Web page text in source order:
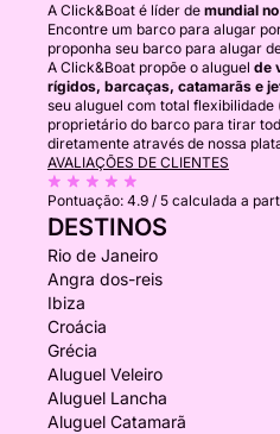
A Click&Boat é líder de mundial
Encontre um barco para alugar
proponha seu barco para alugar
A Click&Boat propõe o aluguel de
rígidos, barcaças, catamarãs e
seu aluguel com total flexibilidade
proprietário do barco para tirar
diretamente através de nossa
AVALIAÇÕES DE CLIENTES
Pontuação: 4.9 / 5 calculada a
DESTINOS
Rio de Janeiro
Angra dos-reis
Ibiza
Croácia
Grécia
Aluguel Veleiro
Aluguel Lancha
Aluguel Catamarã